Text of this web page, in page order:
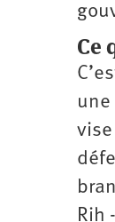
Ce
une
Rih